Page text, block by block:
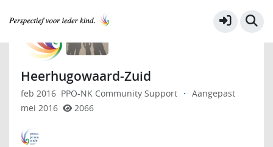
Ouders (oudersteunpunt)
Heerhugowaard-Zuid
feb 2016 PPO-NK Community Support ·
Aangepast
mei 2016
2066